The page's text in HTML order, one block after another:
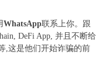
WhatsApp联系上你。跟
DeFi App, 并且不断给
,这是他们开始诈骗的前